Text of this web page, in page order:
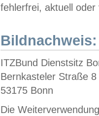
fehlerfrei, aktuell oder
Bildnachweis:
ITZBund Dienstsitz
Bernkasteler Straße 8
53175 Bonn
Die